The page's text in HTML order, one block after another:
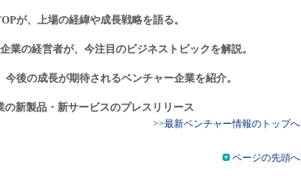
が、上場の経緯や成長戦略を語る。
業の経営者が、今注目のビジネストピックを解説。
今後の成長が期待されるベンチャー企業を紹介。
の新製品・新サービスのプレスリリース
>>最新ベンチャー情報のトップへ
ページの先頭へ